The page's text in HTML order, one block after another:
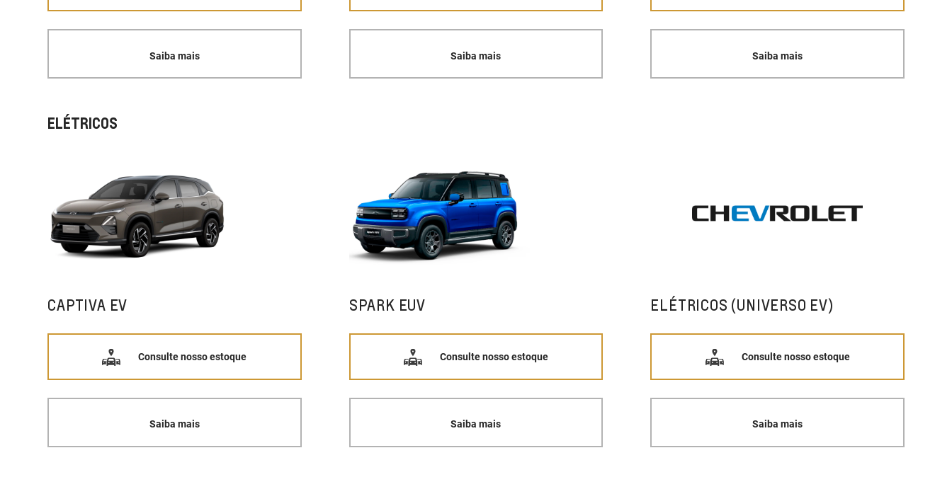
Saiba mais Saiba mais Saiba mais
ELÉTRICOS
CAPTIVA EV
Consulte nosso estoque
Saiba mais
SPARK EUV
Consulte nosso estoque
Saiba mais
ELÉTRICOS (UNIVERSO EV)
Consulte nosso estoque
Saiba mais